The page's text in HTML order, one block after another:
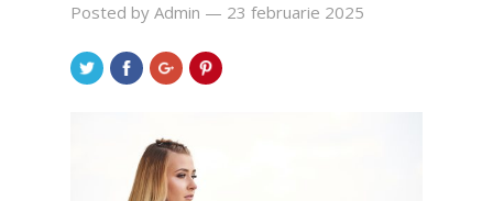
Posted by Admin — 23 februarie 2025